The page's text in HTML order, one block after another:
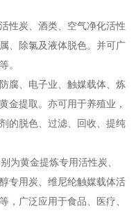
炭、酒类、空气净化活性
、除氯及液体脱色。并可广
。
、电子业、触媒载体、炼
金提取。亦可用于养殖业，
的脱色、过滤、回收、提纯
黄金提炼专用活性炭、
专用炭、维尼纶触媒载体活
，广泛应用于食品、医疗、